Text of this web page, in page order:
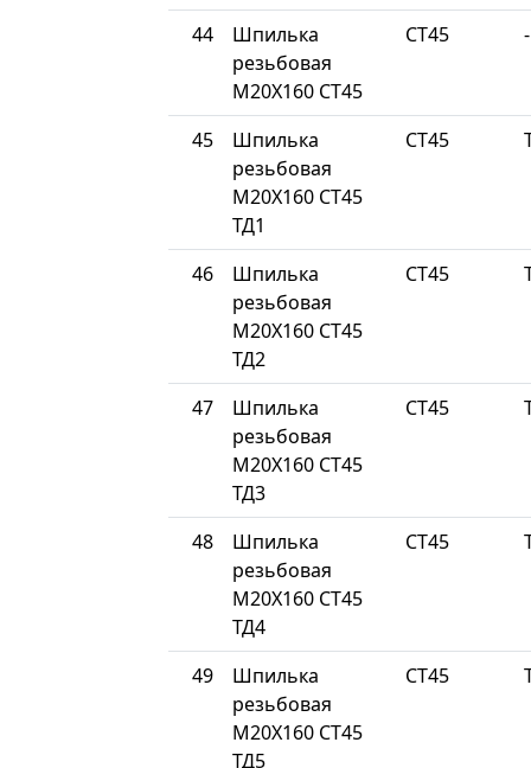
44
Шпилька
резьбовая
М20Х160 СТ45
СТ45 -
45
Шпилька
резьбовая
М20Х160 СТ45
ТД1
СТ45
46
Шпилька
резьбовая
М20Х160 СТ45
ТД2
СТ45
47
Шпилька
резьбовая
М20Х160 СТ45
ТД3
СТ45
48
Шпилька
резьбовая
М20Х160 СТ45
ТД4
СТ45
49
Шпилька
резьбовая
М20Х160 СТ45
ТД5
СТ45